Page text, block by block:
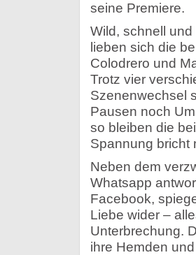
seine Premiere.
Wild, schnell
lieben sich die
Colodrero und
Trotz vier
Szenenwechsel
Pausen noch
so bleiben die
Spannung bricht
Neben dem
Whatsapp
Facebook,
Liebe wider –
Unterbrechung.
ihre Hemden